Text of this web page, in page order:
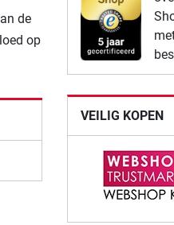
de
op
VEILIG KOPEN